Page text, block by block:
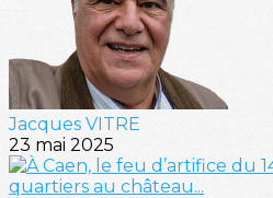
Jacques VITRE
23 mai 2025